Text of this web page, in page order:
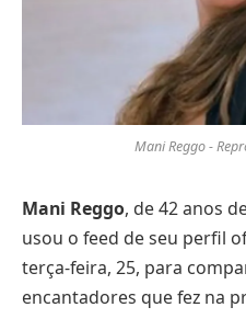
Mani Reggo -
Mani Reggo, de 42 anos
usou o feed de seu perfil
terça-feira, 25, para
encantadores que fez na